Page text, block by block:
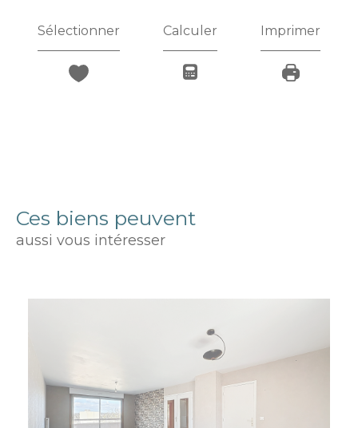
Sélectionner Calculer Imprimer
Ces biens peuvent
aussi vous intéresser